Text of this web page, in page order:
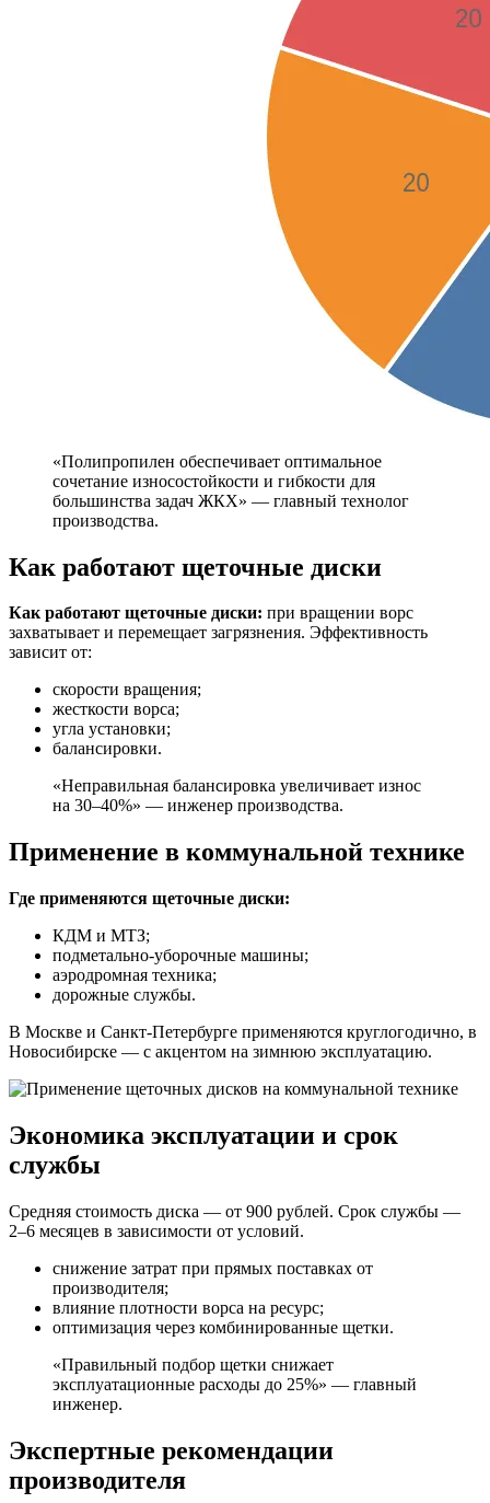
«Полипропилен обеспечивает оптимальное
сочетание износостойкости и гибкости для
большинства задач ЖКХ» — главный технолог
производства.
Как работают щеточные диски
Как работают щеточные диски: при вращении ворс
захватывает и перемещает загрязнения. Эффективность
зависит от:
скорости вращения;
жесткости ворса;
угла установки;
балансировки.
«Неправильная балансировка увеличивает износ
на 30–40%» — инженер производства.
Применение в коммунальной технике
Где применяются щеточные диски:
КДМ и МТЗ;
подметально-уборочные машины;
аэродромная техника;
дорожные службы.
В Москве и Санкт-Петербурге применяются круглогодично, в
Новосибирске — с акцентом на зимнюю эксплуатацию.
Экономика эксплуатации и срок
службы
Средняя стоимость диска — от 900 рублей. Срок службы —
2–6 месяцев в зависимости от условий.
снижение затрат при прямых поставках от
производителя;
влияние плотности ворса на ресурс;
оптимизация через комбинированные щетки.
«Правильный подбор щетки снижает
эксплуатационные расходы до 25%» — главный
инженер.
Экспертные рекомендации
производителя